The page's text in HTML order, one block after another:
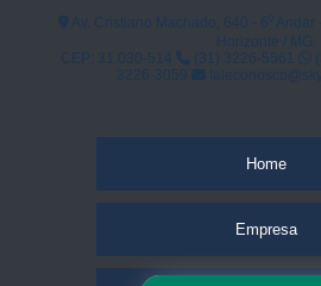
Home
Empresa